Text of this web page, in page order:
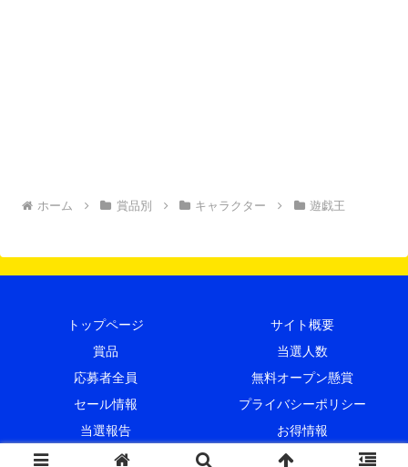
ホーム 賞品別 キャラクター 遊戯王
トップページ
サイト概要
賞品
当選人数
応募者全員
無料オープン懸賞
セール情報
プライバシーポリシー
当選報告
お得情報
© 2015 プレキャンクラブ.